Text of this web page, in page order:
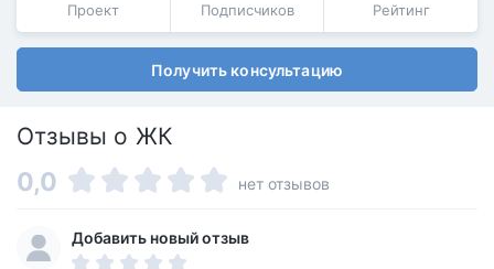
Проект Подписчиков Рейтинг
Получить консультацию
Отзывы о ЖК
0,0 нет отзывов
Добавить новый отзыв